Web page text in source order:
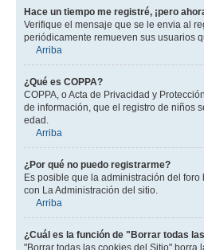
Hace un tiempo me registré, ¡pero
Verifique el mensaje que se le envia al
periódicamente remueven sus usuarios
Arriba
¿Qué es COPPA?
COPPA, o Acta de Privacidad y
de información, que el registro de niños
edad.
Arriba
¿Por qué no puedo registrarme?
Es posible que la administración del
con La Administración del sitio.
Arriba
¿Cuál es la función de "Borrar todas
"Borrar todas las cookies del Sitio" borra